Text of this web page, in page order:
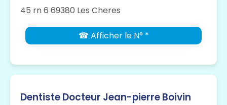
45 rn 6 69380 Les Cheres
☎ Afficher le N° *
Dentiste Docteur Jean-pierre Boivin